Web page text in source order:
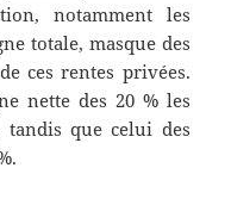
notamment les
totale, masque des
ces rentes privées.
nette des 20 % les
tandis que celui des